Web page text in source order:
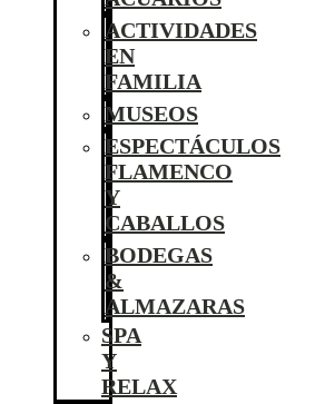
ACTIVIDADES
EN
FAMILIA
MUSEOS
ESPECTÁCULOS
FLAMENCO
Y
CABALLOS
BODEGAS
&
ALMAZARAS
SPA
Y
RELAX